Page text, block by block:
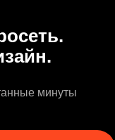
минуты